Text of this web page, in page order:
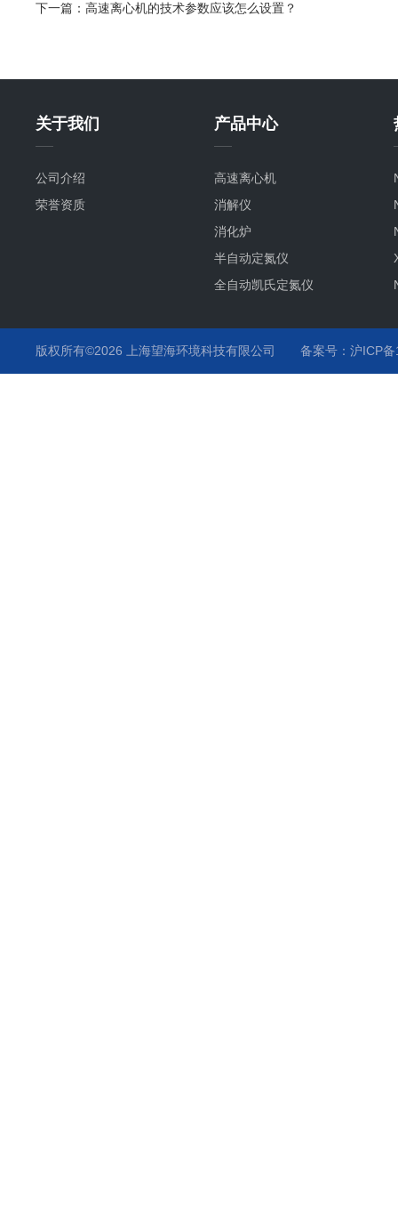
下一篇： 高速离心机的技术参数应该怎么设置？
关于我们
公司介绍
荣誉资质
产品中心
高速离心机
消解仪
消化炉
半自动定氮仪
全自动凯氏定氮仪
版权所有©2026 上海望海环境科技有限公司 备案号：沪ICP